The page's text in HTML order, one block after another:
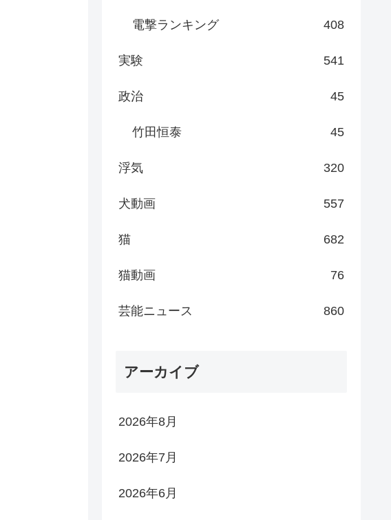
電撃ランキング 408
実験 541
政治 45
竹田恒泰 45
浮気 320
犬動画 557
猫 682
猫動画 76
芸能ニュース 860
アーカイブ
2026年8月
2026年7月
2026年6月